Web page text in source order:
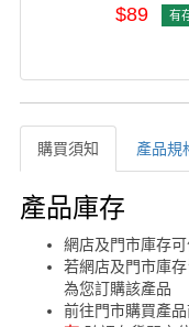
$89 有
購買須知 產品規
購買須知
產品庫存
網店及門市庫存
若網店及門市庫
為您訂購該產品
前往門市購買產